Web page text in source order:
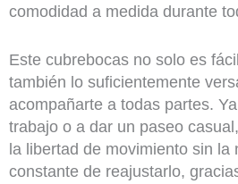
comodidad a medida durante
Este cubrebocas no solo es
también lo suficientemente
acompañarte a todas partes.
trabajo o a dar un paseo
la libertad de movimiento sin la
constante de reajustarlo,